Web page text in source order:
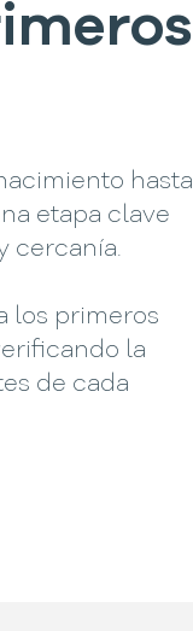
hasta
etapa clave
cercanía.
los primeros
la
de cada